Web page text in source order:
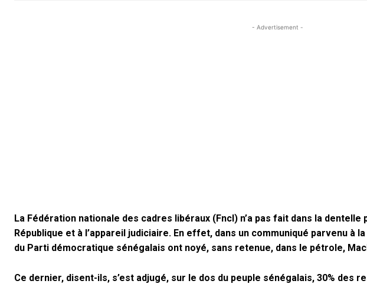
- Advertisement -
La Fédération nationale des cadres libéraux (Fncl) n’a pas fait dans la dentelle
République et à l’appareil judiciaire. En effet, dans un communiqué parvenu à
du Parti démocratique sénégalais ont noyé, sans retenue, dans le pétrole,
Ce dernier, disent-ils, s’est adjugé, sur le dos du peuple sénégalais, 30% des